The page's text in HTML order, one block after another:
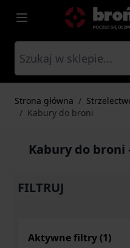
Przejdź do treści
Strona główna /
/ Kabury do broni
Kabury do broni -
FILTRUJ
Aktywne filtry (1)